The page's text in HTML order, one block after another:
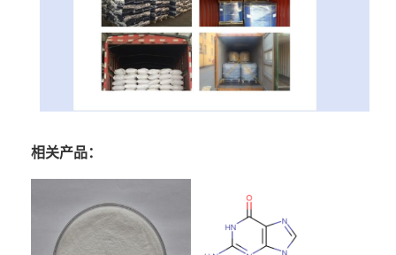
相关产品：